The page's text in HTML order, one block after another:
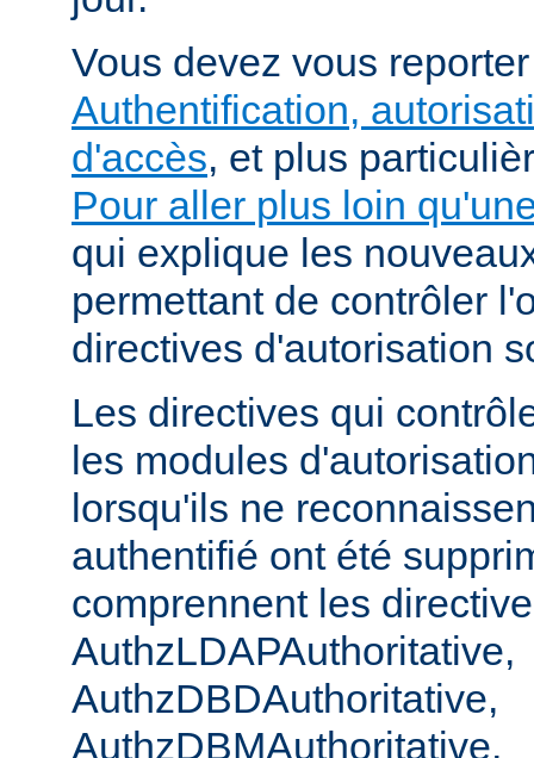
Vous devez vous
Authentification,
d'accès, et plus
Pour aller plus loin
qui explique les
permettant de contrôler
directives d'autorisation
Les directives qui
les modules
lorsqu'ils ne
authentifié ont été
comprennent les
AuthzLDAPAuthoritative,
AuthzDBDAuthoritative,
AuthzDBMAuthoritative,